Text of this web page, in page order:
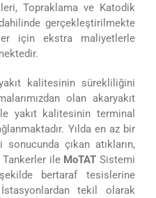
Topraklama ve Katodik
gerçekleştirilmekte
için ekstra maliyetlerle
kalitesinin sürekliliğini
olan akaryakıt
yakıt kalitesinin terminal
Yılda en az bir
çıkan atıkların,
Tankerler ile MoTAT Sistemi
bertaraf tesislerine
İstasyonlardan tekil olarak